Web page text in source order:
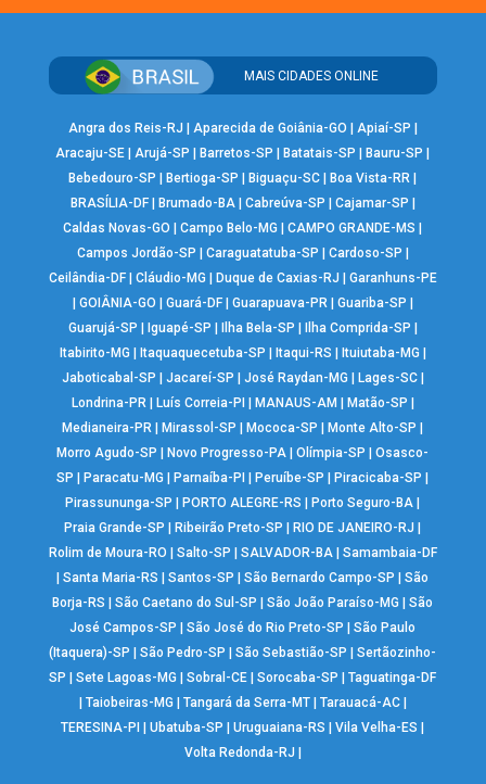
MAIS CIDADES ONLINE
Angra dos Reis-RJ Aparecida de Goiânia-GO Apiaí-SP
Aracaju-SE |Arujá-SP Barretos-SP Batatais-SP Bauru-SP
Bebedouro-SP
Bertioga-SP Biguaçu-SC Boa Vista-RR
BRASÍLIA-DF| Brumado-BA| Cabreúva-SP Cajamar-SP
Caldas Novas-GO
|Campo Belo-MG |CAMPO GRANDE-MS
Campos Jordão-SP
Caraguatatuba-SP Cardoso-SP
Ceilândia-DF| Cláudio-MG Duque de Caxias-RJ
Garanhuns-PE
GOIÂNIA-GO Guará-DF| Guarapuava-PR| Guariba-SP
Guarujá-SP
Iguapé-SP Ilha Bela-SP Ilha Comprida-SP
Itabirito-MG
Itaquaquecetuba-SP Itaqui-RS Ituiutaba-MG
Jaboticabal-SP
Jacareí-SP José Raydan-MG Lages-SC|
Londrina-PR| Luís Correia-PI MANAUS-AM Matão-SP
Medianeira-PR
Mirassol-SP Mococa-SP Monte Alto-SP
Morro Agudo-SP
Novo Progresso-PA |Olímpia-SP |Osasco-
SP
Paracatu-MG Parnaíba-PI Peruíbe-SP Piracicaba-SP
Pirassununga-SP
PORTO ALEGRE-RS Porto Seguro-BA
Praia Grande-SP
Ribeirão Preto-SP RIO DE JANEIRO-RJ
Rolim de Moura-RO
Salto-SP SALVADOR-BA| Samambaia-DF
|Santa Maria-RS |Santos-SP |São Bernardo Campo-SP |São
Borja-RS
|São Caetano do Sul-SP |São João Paraíso-MG |São
José Campos-SP
|São José do Rio Preto-SP |São Paulo
(Itaquera)-SP
|São Pedro-SP |São Sebastião-SP |Sertãozinho-
SP
|Sete Lagoas-MG |Sobral-CE |Sorocaba-SP |Taguatinga-DF
Taiobeiras-MG Tangará da Serra-MT| Tarauacá-AC|
TERESINA-PI
|Ubatuba-SP |Uruguaiana-RS |Vila Velha-ES
Volta Redonda-RJ